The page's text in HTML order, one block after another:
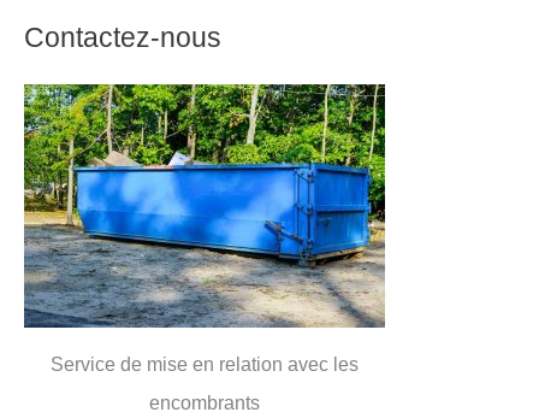
Contactez-nous
Service de mise en relation avec les
encombrants